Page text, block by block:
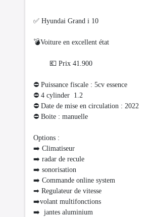
✅ Hyundai Grand i 10
💣Voiture en excellent état
💶 Prix 41.900
⛔ Puissance fiscale : 5cv essence
⛔️ 4 cylinder 1.2
⛔ Date de mise en circulation : 2022
⛔ Boite : manuelle
Options :
➡️ Climatiseur
➡️ radar de recule
➡️ sonorisation
➡️ Commande online system
➡ Regulateur de vitesse
➡️volant multifonctions
➡️ jantes aluminium